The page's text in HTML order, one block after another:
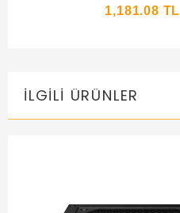
1,181.08 TL
İLGILI ÜRÜNLER